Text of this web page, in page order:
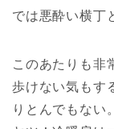
では悪酔い横丁
このあたりも非
歩けない気もす
りとんでもない